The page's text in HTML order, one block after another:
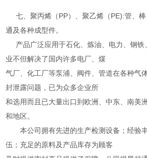
七、聚丙烯（PP）、聚乙烯（PE):管、棒
通及各种成型件。
产品广泛应用于石化、炼油、电力、钢铁
业不但解决了国内许多电厂、煤
气厂、化工厂等泵浦、阀件、管道在各种气
封泄露问题，已为众多企业所
和选用而且已大量出口到欧洲、中东、南美
和地区。
本公司拥有先进的生产检测设备；经验
伍；充足的原料及产品库存为顾客